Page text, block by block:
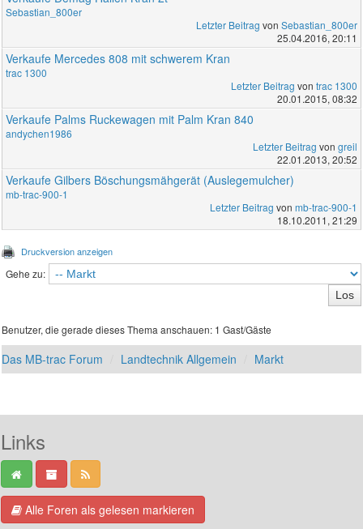
Sebastian_800er
Letzter Beitrag von Sebastian_800er
25.04.2016, 20:11
Verkaufe Mercedes 808 mit schwerem Kran
trac 1300
Letzter Beitrag von trac 1300
20.01.2015, 08:32
Verkaufe Palms Ruckewagen mit Palm Kran 840
andychen1986
Letzter Beitrag von greil
22.01.2013, 20:52
Verkaufe Gilbers Böschungsmähgerät (Auslegemulcher)
mb-trac-900-1
Letzter Beitrag von mb-trac-900-1
18.10.2011, 21:29
Druckversion anzeigen
Gehe zu:
Benutzer, die gerade dieses Thema anschauen: 1 Gast/Gäste
Das MB-trac Forum Landtechnik Allgemein Markt
Links
Alle Foren als gelesen markieren